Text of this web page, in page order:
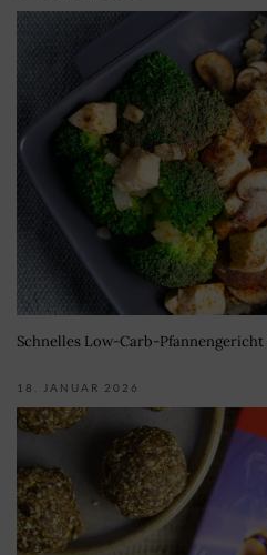
Schnelles Low-Carb-
18. JANUAR 2026